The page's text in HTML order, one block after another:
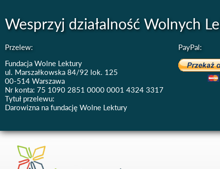
Wesprzyj działalność Wolnych
Przelew:
Fundacja Wolne Lektury
ul. Marszałkowska 84/92 lok. 125
00-514 Warszawa
Nr konta: 75 1090 2851 0000 0001 4324 3317
Tytuł przelewu:
Darowizna na fundację Wolne Lektury
PayPal: